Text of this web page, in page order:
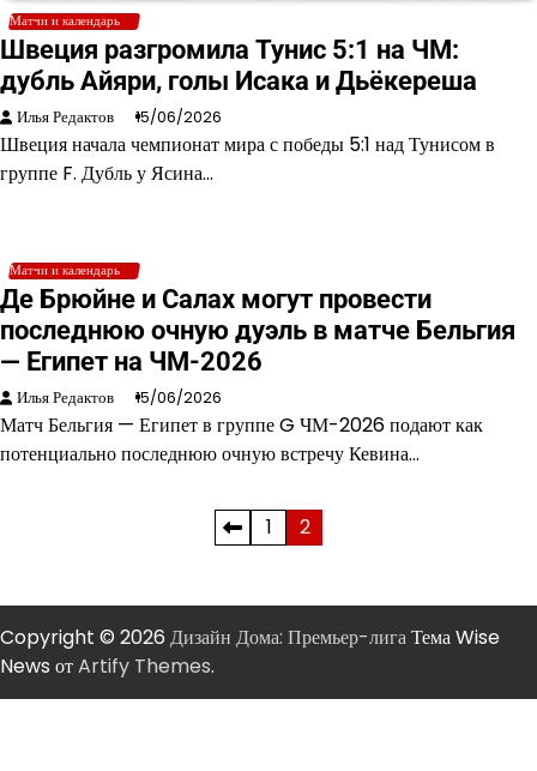
Матчи и календарь
Швеция разгромила Тунис 5:1 на ЧМ:
дубль Айяри, голы Исака и Дьёкереша
Илья Редактов 15/06/2026
Швеция начала чемпионат мира с победы 5:1 над Тунисом в
группе F. Дубль у Ясина…
Матчи и календарь
Де Брюйне и Салах могут провести
последнюю очную дуэль в матче Бельгия
— Египет на ЧМ-2026
Илья Редактов 15/06/2026
Матч Бельгия — Египет в группе G ЧМ-2026 подают как
потенциально последнюю очную встречу Кевина…
1 2
Copyright © 2026 Дизайн Дома: Премьер-лигаТема Wise
News отArtify Themes.